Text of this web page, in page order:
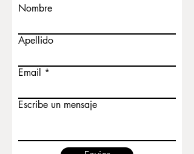
Nombre
Apellido
Email
Escribe un mensaje